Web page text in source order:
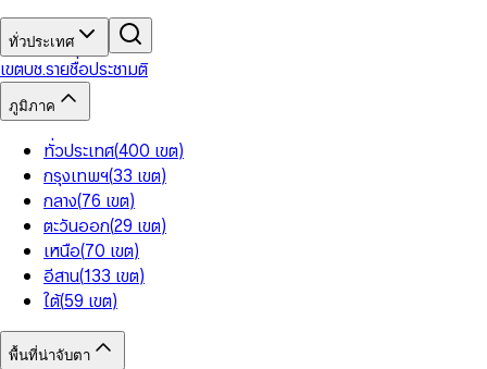
ทั่วประเทศ
เขตบช.รายชื่อประชามติ
ภูมิภาค
ทั่วประเทศ(400 เขต)
กรุงเทพฯ(33 เขต)
กลาง(76 เขต)
ตะวันออก(29 เขต)
เหนือ(70 เขต)
อีสาน(133 เขต)
ใต้(59 เขต)
พื้นที่น่าจับตา